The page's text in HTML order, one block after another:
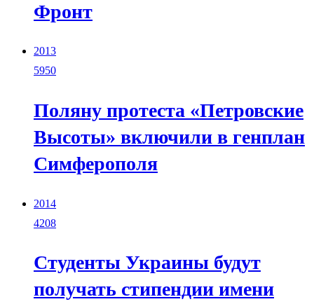
Фронт
2013
5950
Поляну протеста «Петровские
Высоты» включили в генплан
Симферополя
2014
4208
Студенты Украины будут
получать стипендии имени